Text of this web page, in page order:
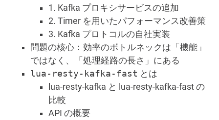
1. Kafka プロキシサービスの追加
2. Timer を用いたパフォーマンス改善策
3. Kafka プロトコルの自社実装
問題の核心：効率のボトルネックは「機能」
ではなく、「処理経路の長さ」にある
lua-resty-kafka-fast とは
lua-resty-kafka と lua-resty-kafka-fast の
比較
API の概要